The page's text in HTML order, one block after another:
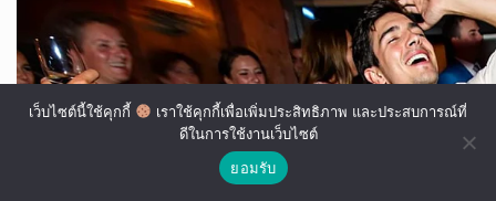
เว็บไซต์นี้ใช้คุกกี้
เราใช้คุกกี้เพื่อเพิ่มประสิทธิภาพ และประสบการณ์ที่
ดีในการใช้งานเว็บไซต์
ยอมรับ